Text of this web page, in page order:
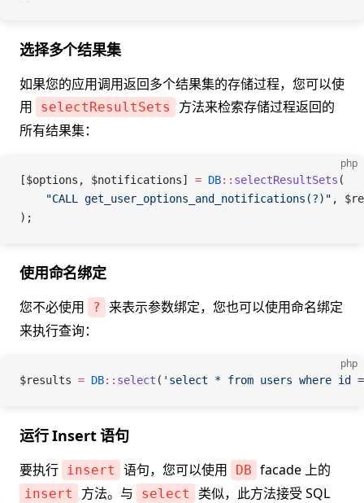
选择多个结果集
如果您的应用调用返回多个结果集的存储过程，您可以使
用
selectResultSets
方法来检索存储过程返回的
所有结果集：
php
[$options , $notifications] = DB:: selectResultSets (
    "CALL get_user_options_and_notifications(?)"
,
);
使用命名绑定
您不必使用 ?
来表示参数绑定，您也可以使用命名绑定
来执行查询：
php
$results = DB:: select ( 'select * from users where id
运行 Insert 语句
要执行 insert 语句，您可以使用 DB facade 上的
insert 方法。与 select
类似，此方法接受 SQL